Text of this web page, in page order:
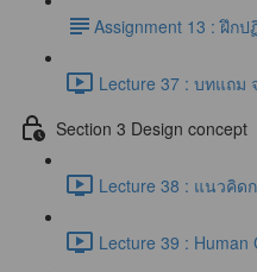
​Assignment 13 : ฝึก
Lecture 37 : บทแถม
Section 3 Design concept
Lecture 38 : แนวคิด
Lecture 39 : Human